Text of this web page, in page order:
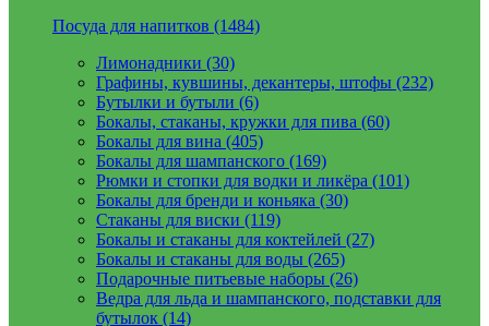
Посуда для напитков (1484)
Лимонадники (30)
Графины, кувшины, декантеры, штофы (232)
Бутылки и бутыли (6)
Бокалы, стаканы, кружки для пива (60)
Бокалы для вина (405)
Бокалы для шампанского (169)
Рюмки и стопки для водки и ликёра (101)
Бокалы для бренди и коньяка (30)
Стаканы для виски (119)
Бокалы и стаканы для коктейлей (27)
Бокалы и стаканы для воды (265)
Подарочные питьевые наборы (26)
Ведра для льда и шампанского, подставки для
бутылок (14)